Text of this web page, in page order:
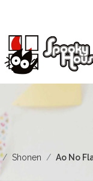
Shonen Ao No